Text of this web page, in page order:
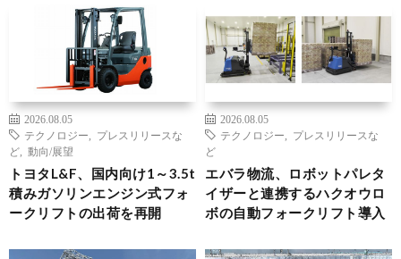
2026.08.05
テクノロジー
プレスリリースな
ど
動向/展望
トヨタL&F、国内向け1～3.5t
積みガソリンエンジン式フォ
ークリフトの出荷を再開
2026.08.05
テクノロジー
プレスリリースな
ど
エバラ物流、ロボットパレタ
イザーと連携するハクオウロ
ボの自動フォークリフト導入